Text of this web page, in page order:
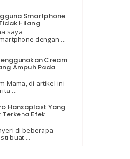
Smartphone
Hilang
saya
dengan ...
Cream
Ampuh Pada
Mama, di artikel ini
...
Hansaplast Yang
Terkena Efek
di beberapa
buat ...